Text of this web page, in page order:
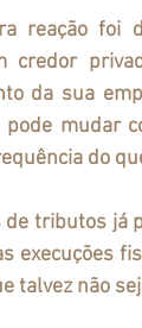
reação foi
credor
da sua
mudar
do
de tributos já
execuções
talvez não